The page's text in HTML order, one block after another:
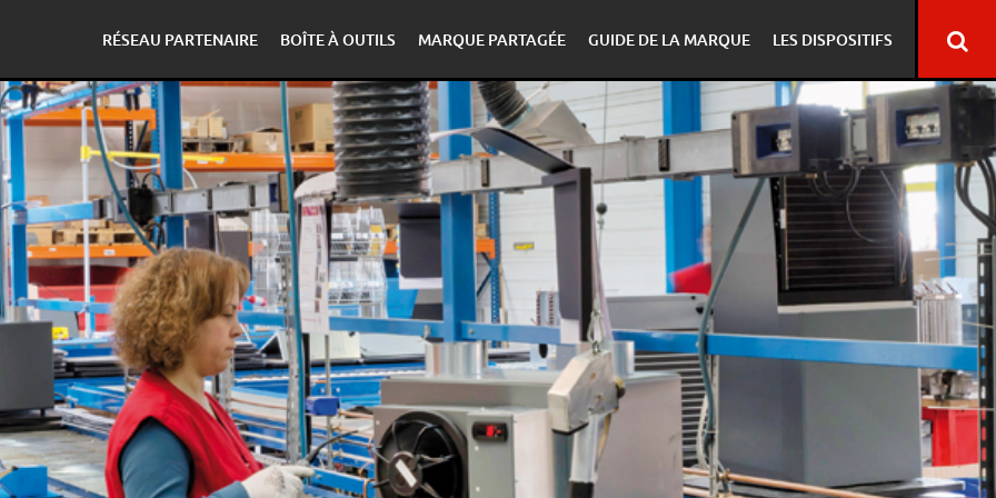
RÉSEAU PARTENAIRE BOÎTE À OUTILS MARQUE PARTAGÉE GUIDE DE LA MARQUE LES DISPOSITIFS